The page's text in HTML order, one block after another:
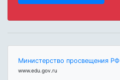
Министерство просвещения РФ
www.edu.gov.ru